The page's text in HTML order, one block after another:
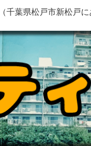
葉県松戸市新松戸に